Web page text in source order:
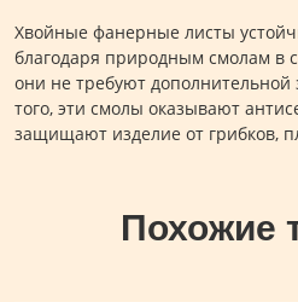
Хвойные фанерные листы
благодаря природным смолам в
они не требуют
того, эти смолы оказывают
защищают изделие от грибков,
Похожие